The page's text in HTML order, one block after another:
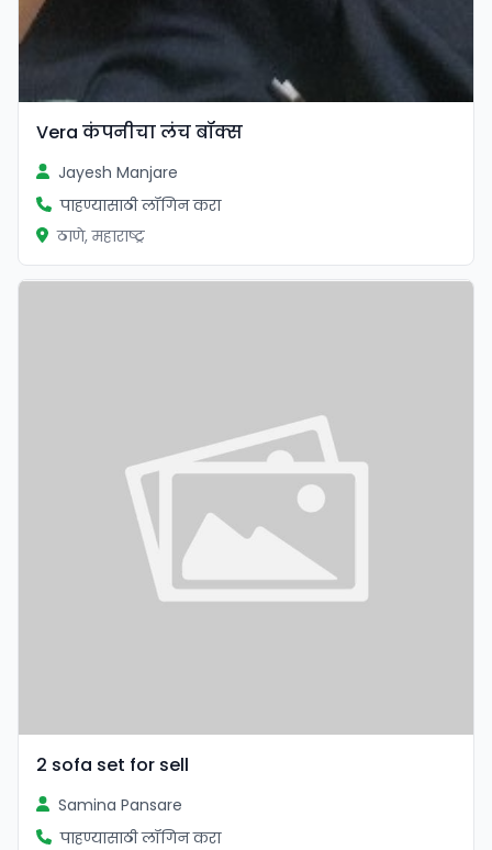
Vera कंपनीचा लंच बॉक्स
Jayesh Manjare
पाहण्यासाठी लॉगिन करा
ठाणे, महाराष्ट्र
2 sofa set for sell
Samina Pansare
पाहण्यासाठी लॉगिन करा